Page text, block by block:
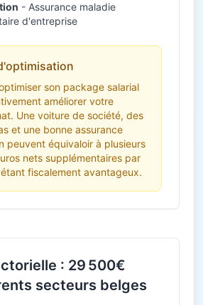
- Assurance maladie
d'entreprise
son package salarial
améliorer votre
Une voiture de société, des
et une bonne assurance
peuvent équivaloir à plusieurs
nets supplémentaires par
fiscalement avantageux.
: 29 500€
secteurs belges